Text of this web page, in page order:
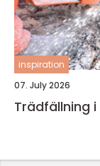
inspiration
07. July 2026
Trädfällning i